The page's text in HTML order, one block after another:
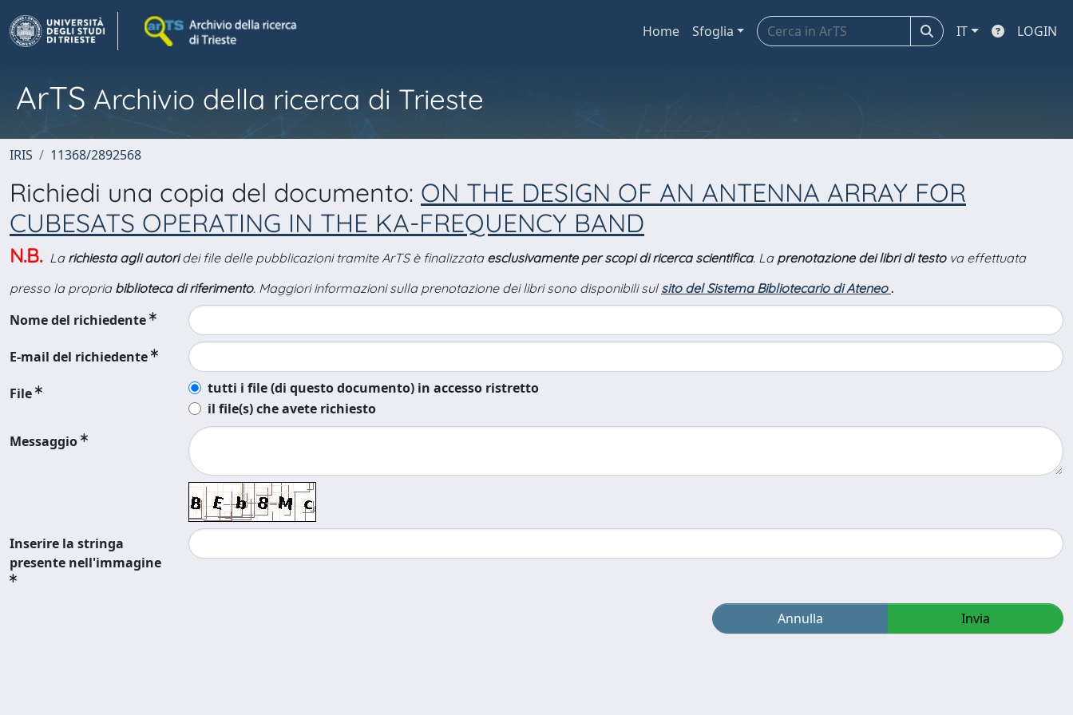
Home Sfoglia IT LOGIN
ArTS Archivio della ricerca di Trieste
IRIS 11368/2892568
Richiedi una copia del documento: ON THE DESIGN OF AN ANTENNA ARRAY FOR
CUBESATS OPERATING IN THE KA-FREQUENCY BAND
N.B. La richiesta agli autoridei file delle pubblicazioni tramite ArTS è finalizzata esclusivamente per scopi di ricerca scientifica. La prenotazione dei libri di testova effettuata
presso la propria biblioteca di riferimento. Maggiori informazioni sulla prenotazione dei libri sono disponibili sul sito del Sistema Bibliotecario di Ateneo .
Nome del richiedente
E-mail del richiedente
File
tutti i file (di questo documento) in accesso ristretto
il file(s) che avete richiesto
Messaggio
Inserire la stringa
presente nell'immagine
Annulla Invia